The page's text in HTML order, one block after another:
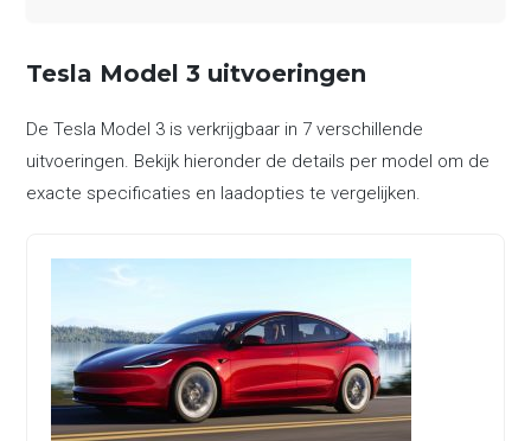
Tesla Model 3 uitvoeringen
De Tesla Model 3 is verkrijgbaar in 7 verschillende
uitvoeringen. Bekijk hieronder de details per model om de
exacte specificaties en laadopties te vergelijken.